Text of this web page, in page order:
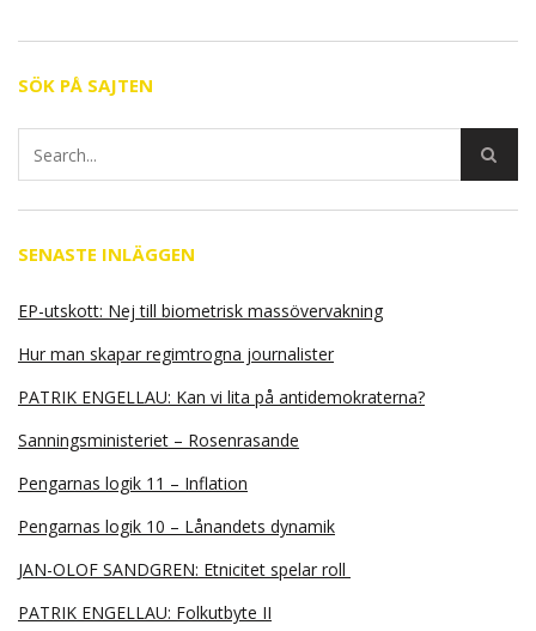
SÖK PÅ SAJTEN
SENASTE INLÄGGEN
EP-utskott: Nej till biometrisk massövervakning
Hur man skapar regimtrogna journalister
PATRIK ENGELLAU: Kan vi lita på antidemokraterna?
Sanningsministeriet – Rosenrasande
Pengarnas logik 11 – Inflation
Pengarnas logik 10 – Lånandets dynamik
JAN-OLOF SANDGREN: Etnicitet spelar roll
PATRIK ENGELLAU: Folkutbyte II